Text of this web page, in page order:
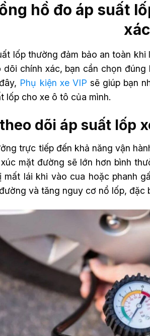
hồ đo áp suất
xác
lốp thường đảm bảo an toàn
dõi chính xác, bạn cần chọn
Phụ kiện xe VIP sẽ giúp bạn
lốp cho xe ô tô của mình.
dõi áp suất lốp
trực tiếp đến khả năng vận
mặt đường sẽ lớn hơn bình
mất lái khi vào cua hoặc phanh
và tăng nguy cơ nổ lốp,